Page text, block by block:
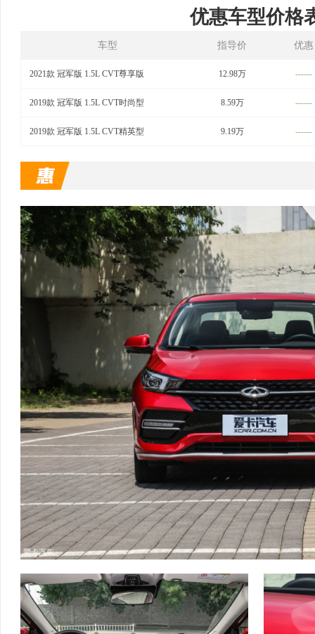
优惠车型价格
车型 指导价 优惠
2021款 冠军版 1.5L CVT尊享版 12.98万 ------
2019款 冠军版 1.5L CVT时尚型 8.59万 ------
2019款 冠军版 1.5L CVT精英型 9.19万 ------